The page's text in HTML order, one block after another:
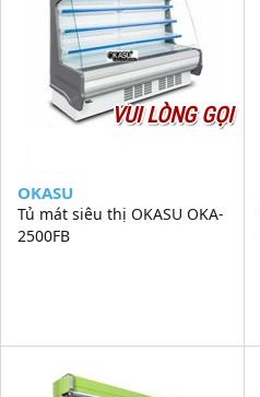
VUI LÒNG GỌI
OKASU
Tủ mát siêu thị OKASU OKA-
2500FB